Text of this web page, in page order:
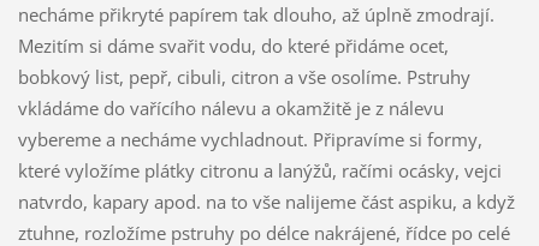
necháme přikryté papírem tak dlouho, až úplně zmodrají.
Mezitím si dáme svařit vodu, do které přidáme ocet,
bobkový list, pepř, cibuli, citron a vše osolíme. Pstruhy
vkládáme do vařícího nálevu a okamžitě je z nálevu
vybereme a necháme vychladnout. Připravíme si formy,
které vyložíme plátky citronu a lanýžů, račími ocásky, vejci
natvrdo, kapary apod. na to vše nalijeme část aspiku, a když
ztuhne, rozložíme pstruhy po délce nakrájené, řídce po celé